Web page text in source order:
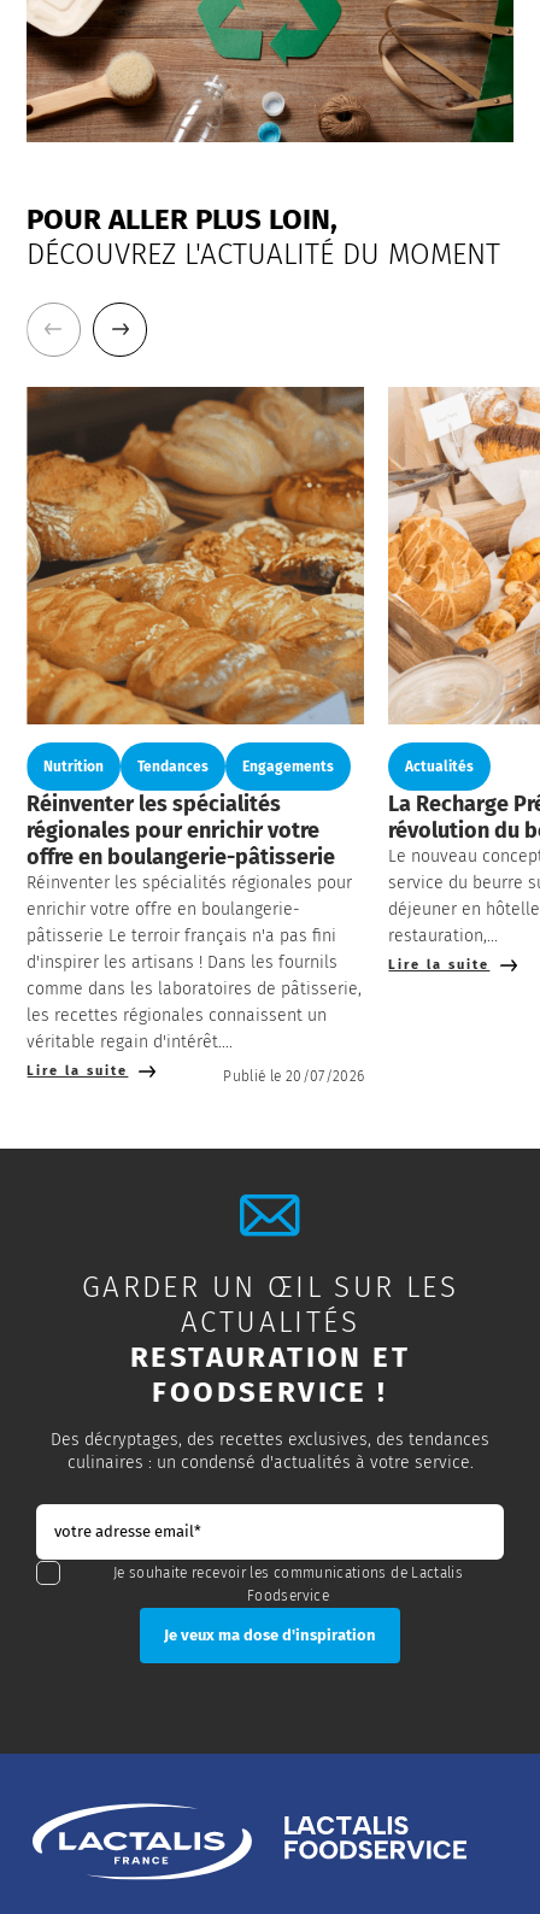
POUR ALLER PLUS LOIN,
DÉCOUVREZ L'ACTUALITÉ DU MOMENT
Nutrition Tendances Engagements
Réinventer les spécialités
régionales pour enrichir votre
offre en boulangerie-pâtisserie
Réinventer les spécialités régionales pour
enrichir votre offre en boulangerie-
pâtisserie Le terroir français n'a pas fini
d'inspirer les artisans ! Dans les fournils
comme dans les laboratoires de pâtisserie,
les recettes régionales connaissent un
véritable regain d'intérêt....
Lire la suite Publié le 20/07/2026
Actualités
La Recharge
révolution du
Le nouveau
service du beurre
déjeuner en
restauration,...
Lire la suite
GARDER UN ŒIL SUR LES
ACTUALITÉS
RESTAURATION ET
FOODSERVICE !
Des décryptages, des recettes exclusives, des tendances
culinaires : un condensé d'actualités à votre service.
Je souhaite recevoir les communications de Lactalis
Foodservice